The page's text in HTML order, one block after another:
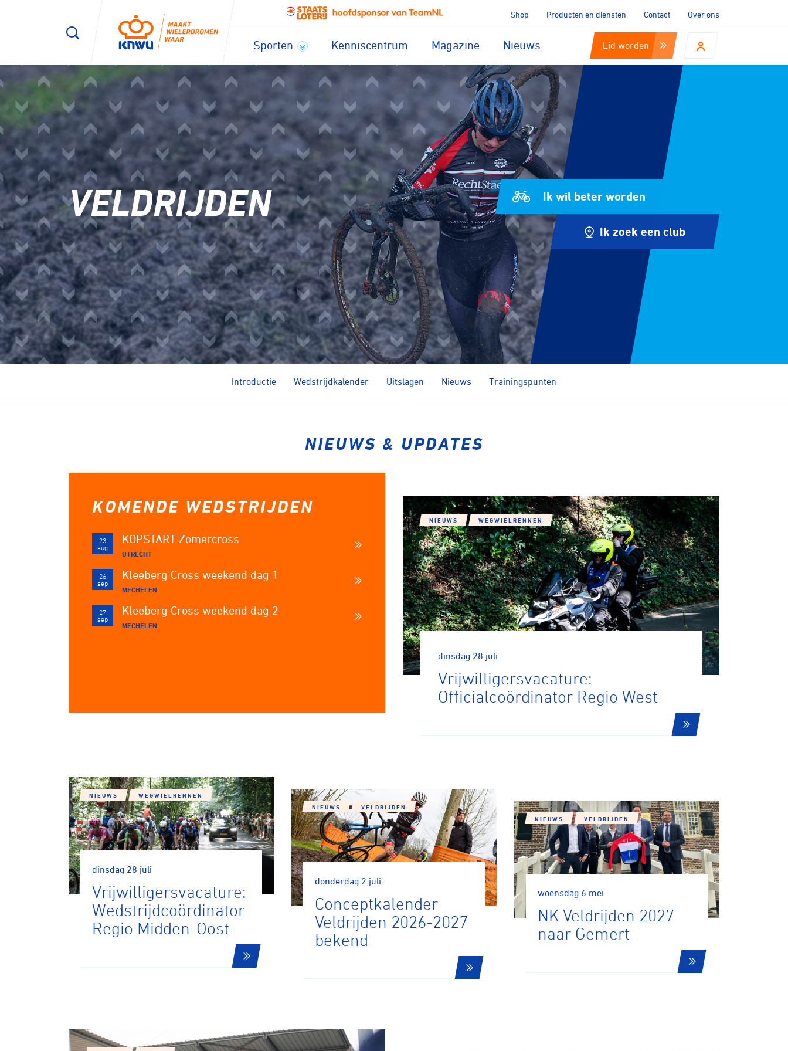
Shop Producten en diensten Contact Over ons
Sporten Kenniscentrum Magazine Nieuws Lid worden
VELDRIJDEN
Mijn niveau
Voor welke sport zoek
je een club?
Wegwielrennen Baanwielrennen
Veldrijden Mountainbiken
BMX Kunstwielrijden
Para-cycling Strandraces
1/3
Ik wil beter worden
Ik zoek een club
Introductie Wedstrijdkalender Uitslagen Nieuws Trainingspunten
NIEUWS & UPDATES
KOMENDE WEDSTRIJDEN
23
aug
KOPSTART Zomercross
UTRECHT
26
sep
Kleeberg Cross weekend dag 1
MECHELEN
27
sep
Kleeberg Cross weekend dag 2
MECHELEN
NIEUWS WEGWIELRENNEN
dinsdag 28 juli
Vrijwilligersvacature:
Officialcoördinator Regio West
NIEUWS WEGWIELRENNEN
dinsdag 28 juli
Vrijwilligersvacature:
Wedstrijdcoördinator
Regio Midden-Oost
NIEUWS VELDRIJDEN
donderdag 2 juli
Conceptkalender
Veldrijden 2026-2027
bekend
NIEUWS VELDRIJDEN
woensdag 6 mei
NK Veldrijden 2027
naar Gemert